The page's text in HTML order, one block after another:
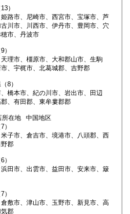
）
路市、尼崎市、西宮市、宝塚市、芦
川市、川西市、伊丹市、豊岡市、穴
市、丹波市
）
理市、橿原市、大和郡山市、生駒
、宇梶市、北葛城郡、吉野郡
8）
橋本市、紀の川市、岩出市、田辺
、有田郡、東牟婁郡郡
所在地
中国地区
）
子市、倉吉市、境港市、八頭郡、西
郡
）
田市、出雲市、益田市、安来市、簸
）
敷市、津山市、玉野市、新見市、高
郡